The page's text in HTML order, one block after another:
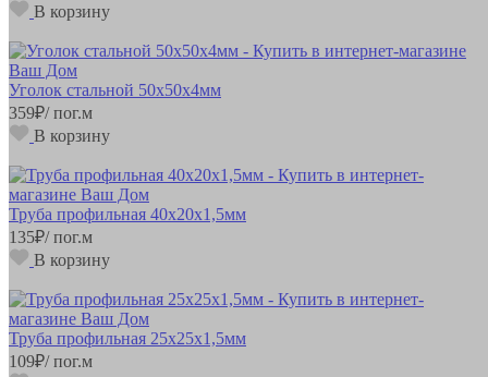
В корзину
Уголок стальной 50х50х4мм
359₽/ пог.м
В корзину
Труба профильная 40х20х1,5мм
135₽/ пог.м
В корзину
Труба профильная 25х25х1,5мм
109₽/ пог.м